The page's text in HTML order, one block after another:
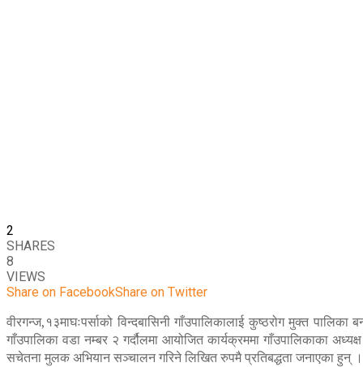
2
SHARES
8
VIEWS
Share on FacebookShare on Twitter
वीरगन्ज,१३माघःपर्साको विन्दबासिनी गाँउपालिकालाई कुष्ठरोग मुक्त
गाँउपालिका वडा नम्बर २ गर्दौलमा आयोजित कार्यक्रममा गाँउपालिकाका
सचेतना मुलक अभियान सञ्चालन गरिने लिखित रुपमै प्रतिबद्धता जनाएका हुन् ।